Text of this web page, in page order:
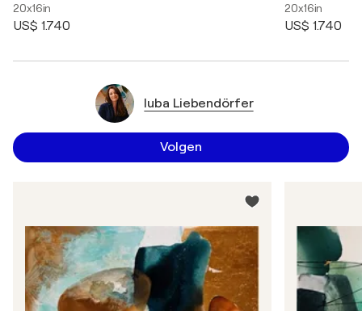
20x16in
US$ 1.740
20x16in
US$ 1.740
luba Liebendörfer
Volgen